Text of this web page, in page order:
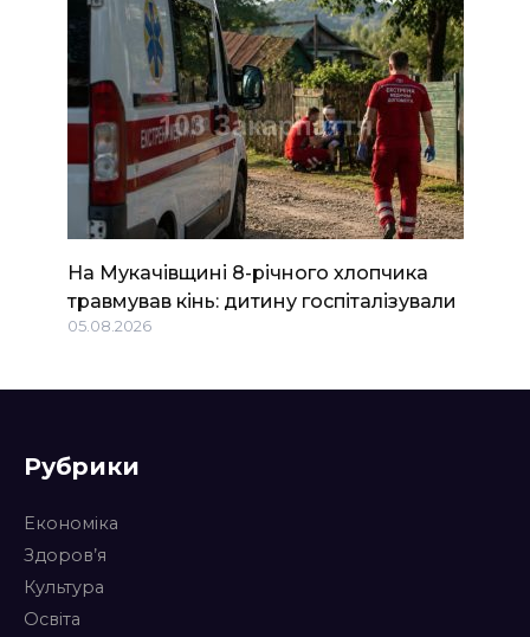
На Мукачівщині 8-річного хлопчика
травмував кінь: дитину госпіталізували
05.08.2026
Рубрики
Економіка
Здоров’я
Культура
Освіта